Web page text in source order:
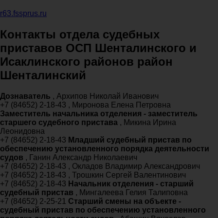
r63.fssprus.ru
Контакты отдела судебных
приставов ОСП Шенталинского и
Исаклинского районов район
Шенталинский
Дознаватель , Архипов Николай Иванович
+7 (84652) 2-18-43 , Миронова Елена Петровна
Заместитель начальника отделения - заместитель
старшего судебного пристава , Микина Ирина
Леонидовна
+7 (84652) 2-18-43 Младший судебный пристав по
обеспечению установленного порядка деятельности
судов , Ганин Александр Николаевич
+7 (84652) 2-18-43 , Окладов Владимир Александрович
+7 (84652) 2-18-43 , Трошкин Сергей Валентинович
+7 (84652) 2-18-43 Начальник отделения - старший
судебный пристав , Мингалеева Гелия Талиповна
+7 (84652) 2-25-21 Старший смены на объекте -
судебный пристав по обеспечению установленного